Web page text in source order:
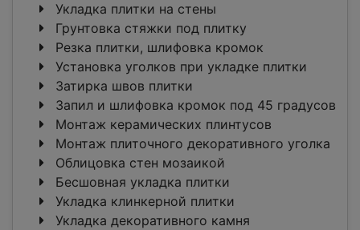
Укладка плитки на стены
Грунтовка стяжки под плитку
Резка плитки, шлифовка кромок
Установка уголков при укладке плитки
Затирка швов плитки
Запил и шлифовка кромок под 45 градусов
Монтаж керамических плинтусов
Монтаж плиточного декоративного уголка
Облицовка стен мозаикой
Бесшовная укладка плитки
Укладка клинкерной плитки
Укладка декоративного камня